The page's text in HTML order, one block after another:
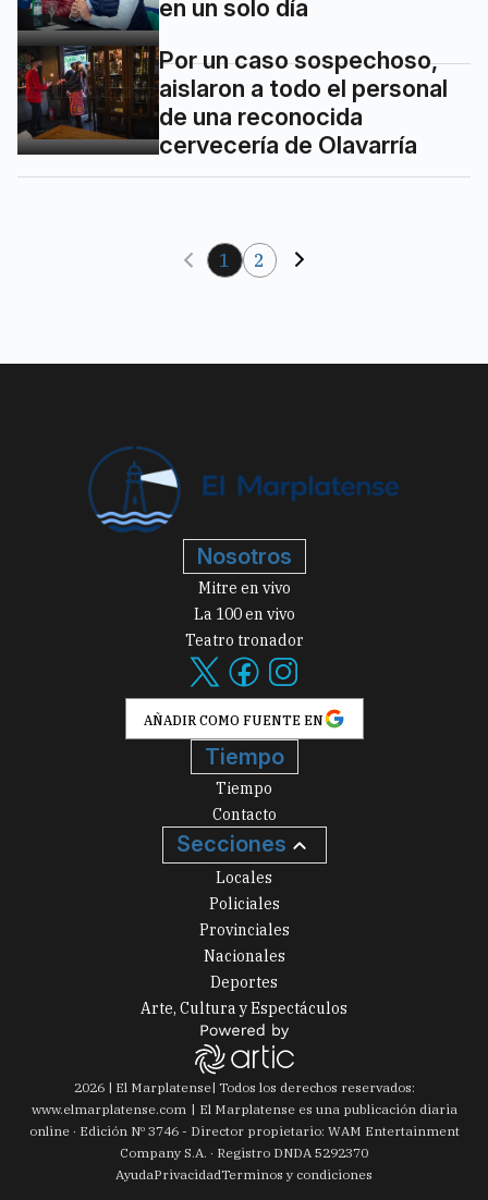
aislaron a todo el personal
de una reconocida
cervecería de Olavarría
Mitre en vivo
La 100 en vivo
Teatro tronador
AÑADIR COMO FUENTE EN
Tiempo
Tiempo
Contacto
Secciones
Locales
Policiales
Provinciales
Nacionales
Deportes
Arte, Cultura y Espectáculos
El Marplatense| Todos los derechos reservados:
elmarplatense.com
El Marplatense es una publicación diaria
online · Edición Nº
- Director propietario: WAM Entertainment
Company S.A. · Registro DNDA 5292370
Ayuda
PrivacidadTerminos y condiciones